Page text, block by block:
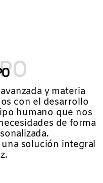
y materia
con el desarrollo
humano que nos
de forma
solución integral